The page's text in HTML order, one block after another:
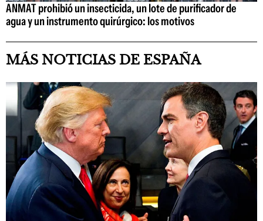
ANMAT prohibió un insecticida, un lote de purificador de
agua y un instrumento quirúrgico: los motivos
MÁS NOTICIAS DE ESPAÑA